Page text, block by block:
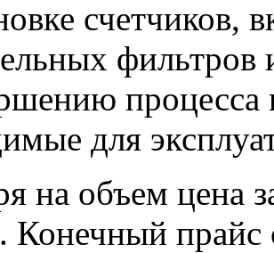
счетчиков,
фильтров
процесса
для
на объем цена
Конечный прайс